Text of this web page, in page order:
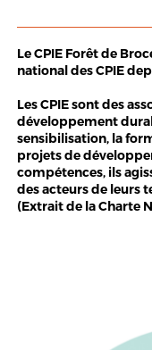
Le CPIE Forêt de
national des CPIE
Les CPIE sont des
développement
sensibilisation, la
projets de
compétences, ils
des acteurs de leurs
(Extrait de la Charte